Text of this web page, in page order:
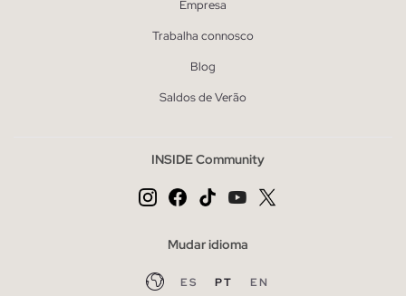
Empresa
Trabalha connosco
Blog
Saldos de Verão
INSIDE Community
Mudar idioma
ES PT EN